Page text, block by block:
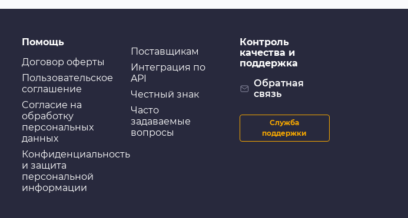
Помощь
Договор оферты
Пользовательское
соглашение
Cогласие на
обработку
персональных
данных
Конфиденциальность
и защита
персональной
информации
Поставщикам
Интеграция по
API
Честный знак
Часто
задаваемые
вопросы
Контроль
качества и
поддержка
Обратная
связь
Служба
поддержки